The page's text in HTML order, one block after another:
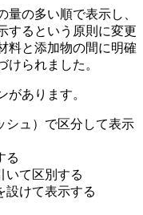
の多い順で表示し、
するという原則に変更
料と添加物の間に明確
けられました。
があります。
シュ）で区分して表示
る
いて区別する
設けて表示する